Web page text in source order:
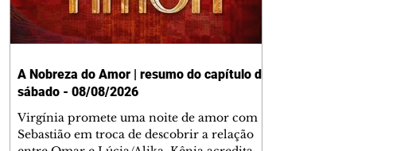
A Nobreza do Amor | resumo do capítulo de
sábado - 08/08/2026
Virgínia promete uma noite de amor com
Sebastião em troca de descobrir a relação